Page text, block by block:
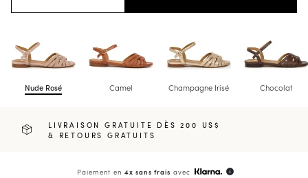
Nude Rosé Camel Champagne Irisé Chocolat
LIVRAISON GRATUITE DÈS 200 US$
& RETOURS GRATUITS
Paiement en 4x sans frais avec info